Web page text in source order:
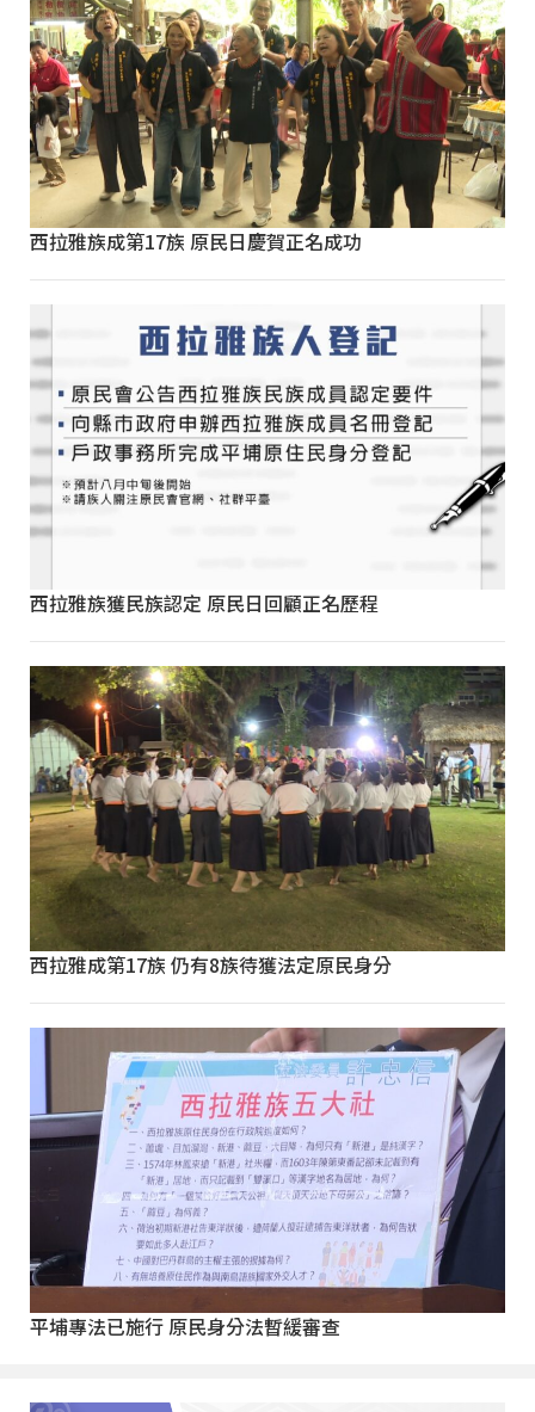
西拉雅族成第17族 原民日慶賀正名成功
西拉雅族獲民族認定 原民日回顧正名歷程
西拉雅成第17族 仍有8族待獲法定原民身分
平埔專法已施行 原民身分法暫緩審查